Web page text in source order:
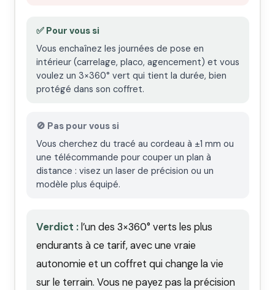
✅ Pour vous si
Vous enchaînez les journées de pose en
intérieur (carrelage, placo, agencement) et vous
voulez un 3×360° vert qui tient la durée, bien
protégé dans son coffret.
🚫 Pas pour vous si
Vous cherchez du tracé au cordeau à ±1 mm ou
une télécommande pour couper un plan à
distance : visez un laser de précision ou un
modèle plus équipé.
Verdict :l’un des 3×360° verts les plus
endurants à ce tarif, avec une vraie
autonomie et un coffret qui change la vie
sur le terrain. Vous ne payez pas la précision